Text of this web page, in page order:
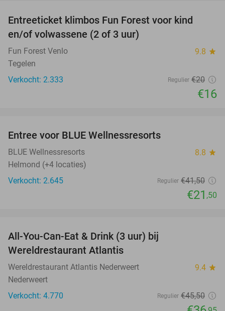
Entreeticket klimbos Fun Forest voor kind
en/of volwassene (2 of 3 uur)
Fun Forest Venlo 9.8 star
Tegelen
Verkocht: 2.333
Regulier €20
€16
Entree voor BLUE Wellnessresorts
BLUE Wellnessresorts 8.8 star
Helmond (+4 locaties)
Verkocht: 2.645
Regulier €41,50
€21 ,50
All-You-Can-Eat & Drink (3 uur) bij
Wereldrestaurant Atlantis
Wereldrestaurant Atlantis Nederweert 9.4 star
Nederweert
Verkocht: 4.770
Regulier €45,50